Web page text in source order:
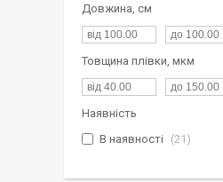
Довжина, см
Товщина плівки, мкм
Наявність
В наявності
21